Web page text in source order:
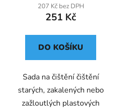
207 Kč bez DPH
251 Kč
DO KOŠÍKU
Sada na čištění čištění
starých, zakalených nebo
zažloutlých plastových